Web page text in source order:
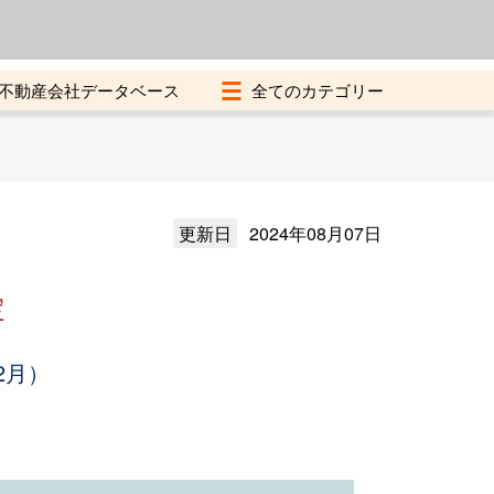
動産会社データベース
更新日 2024年08月07日
）